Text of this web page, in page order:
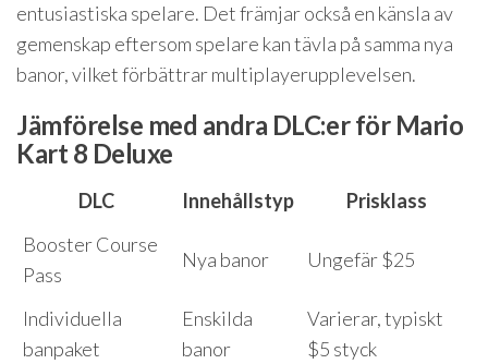
entusiastiska spelare. Det främjar också en känsla av
gemenskap eftersom spelare kan tävla på samma nya
banor, vilket förbättrar multiplayerupplevelsen.
Jämförelse med andra DLC:er för Mario
Kart 8 Deluxe
DLC Innehållstyp
Prisklass
Booster Course
Pass
Nya banor Ungefär $25
Individuella
banpaket
Enskilda
banor
Varierar, typiskt
$5 styck